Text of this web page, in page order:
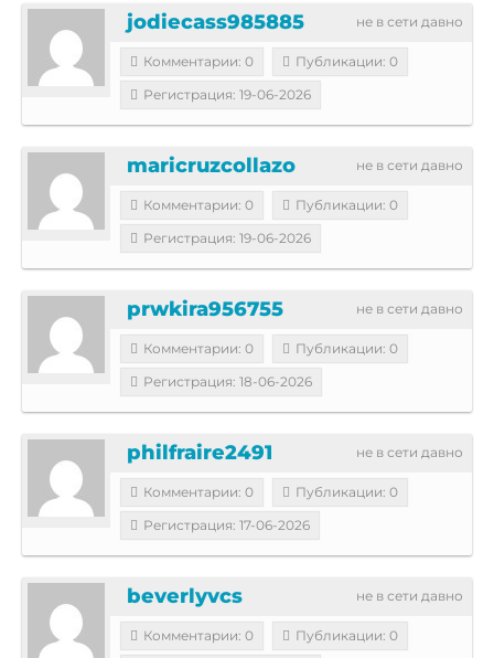
не в сети давно
jodiecass985885
Комментарии: 0
Публикации: 0
Регистрация: 19-06-2026
не в сети давно
maricruzcollazo
Комментарии: 0
Публикации: 0
Регистрация: 19-06-2026
не в сети давно
prwkira956755
Комментарии: 0
Публикации: 0
Регистрация: 18-06-2026
не в сети давно
philfraire2491
Комментарии: 0
Публикации: 0
Регистрация: 17-06-2026
не в сети давно
beverlyvcs
Комментарии: 0
Публикации: 0